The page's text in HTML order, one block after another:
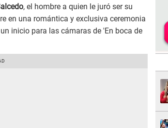
, el hombre a quien le juró ser su
en una romántica y exclusiva ceremonia
inicio para las cámaras de 'En boca de